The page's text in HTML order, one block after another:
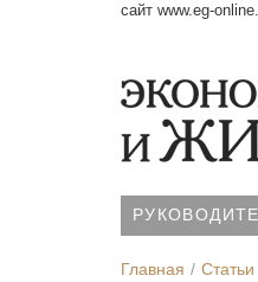
сайт www.eg-
Главная Статьи